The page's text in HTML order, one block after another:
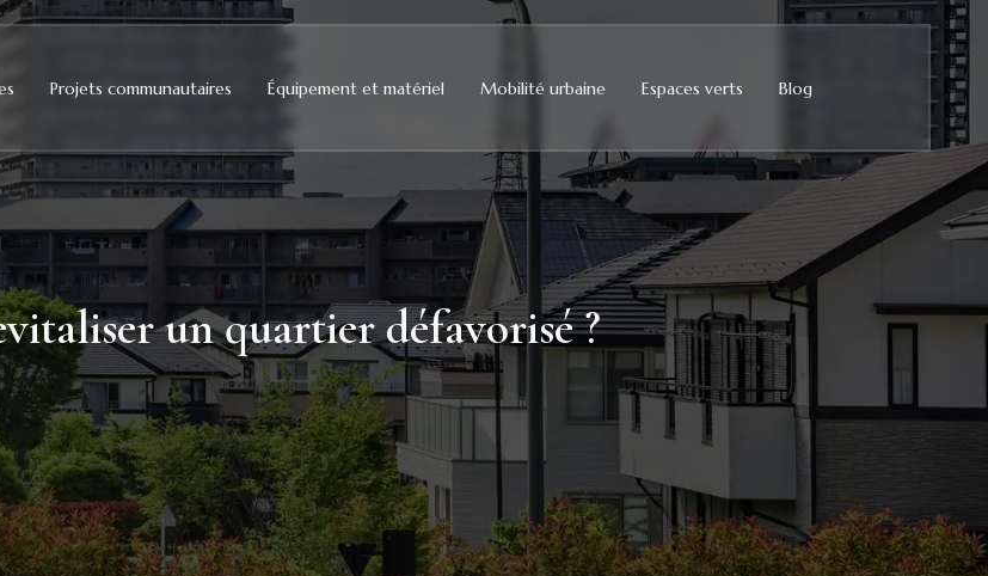
Projets communautaires Équipement et matériel Mobilité urbaine Espaces verts Blog
un quartier défavorisé ?